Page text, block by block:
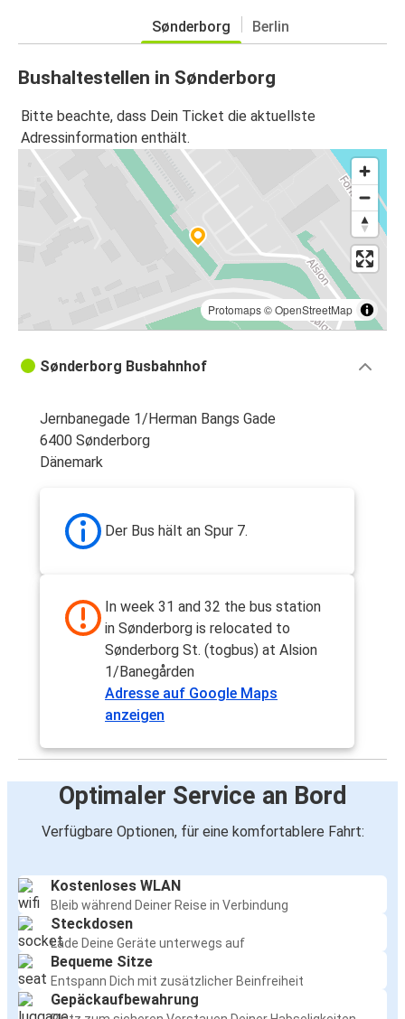
Sønderborg Berlin
Bushaltestellen in Sønderborg
Bitte beachte, dass Dein Ticket die aktuellste
Adressinformation enthält.
Protomaps©OpenStreetMap
Sønderborg Busbahnhof
Jernbanegade 1/Herman Bangs Gade
6400 Sønderborg
Dänemark
Der Bus hält an Spur 7.
In week 31 and 32 the bus station
in Sønderborg is relocated to
Sønderborg St. (togbus) at Alsion
1/Banegården
Adresse auf Google Maps
anzeigen
Optimaler Service an Bord
Verfügbare Optionen, für eine komfortablere Fahrt:
Kostenloses WLAN
Bleib während Deiner Reise in Verbindung
Steckdosen
Lade Deine Geräte unterwegs auf
Bequeme Sitze
Entspann Dich mit zusätzlicher Beinfreiheit
Gepäckaufbewahrung